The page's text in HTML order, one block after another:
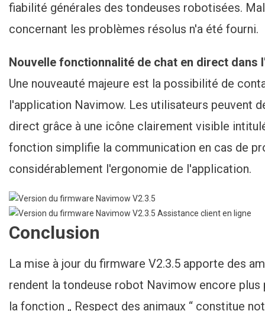
fiabilité générales des tondeuses robotisées.
concernant les problèmes résolus n'a été fourni.
Nouvelle fonctionnalité de chat en direct dans
Une nouveauté majeure est la possibilité de
l'application Navimow. Les utilisateurs peuvent
direct grâce à une icône clairement visible
fonction simplifie la communication en cas de
considérablement l'ergonomie de l'application.
Conclusion
La mise à jour du firmware V2.3.5 apporte des
rendent la tondeuse robot Navimow encore
la fonction „ Respect des animaux “ constitue